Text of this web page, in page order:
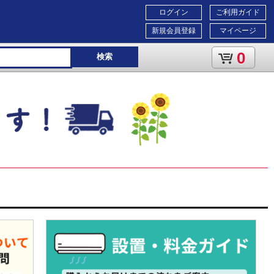
ご利用ガイド
マイページ
ログイン
新規会員登録
検索 0